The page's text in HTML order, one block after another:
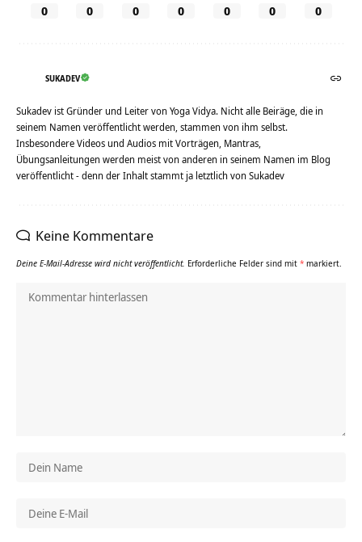
0 0 0 0 0 0 0
SUKADEV
Sukadev ist Gründer und Leiter von Yoga Vidya. Nicht alle Beiräge, die in
seinem Namen veröffentlicht werden, stammen von ihm selbst.
Insbesondere Videos und Audios mit Vorträgen, Mantras,
Übungsanleitungen werden meist von anderen in seinem Namen im Blog
veröffentlicht - denn der Inhalt stammt ja letztlich von Sukadev
Keine Kommentare
Deine E-Mail-Adresse wird nicht veröffentlicht. Erforderliche Felder sind mit * markiert.